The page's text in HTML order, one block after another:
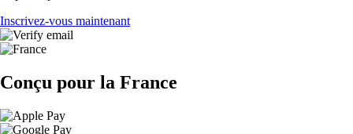
Inscrivez-vous maintenant
Conçu pour la France